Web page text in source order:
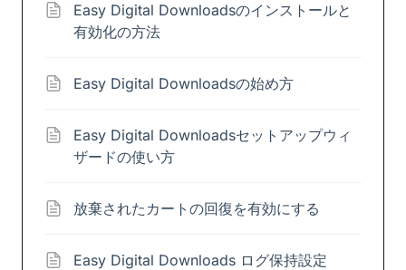
Easy Digital Downloadsのインストールと
有効化の方法
Easy Digital Downloadsの始め方
Easy Digital Downloadsセットアップウィ
ザードの使い方
放棄されたカートの回復を有効にする
Easy Digital Downloads ログ保持設定